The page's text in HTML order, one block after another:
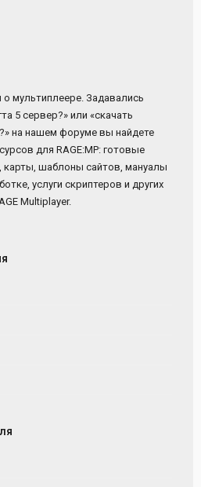
о мультиплеере. Задавались
5 сервер?» или «скачать
на нашем форуме вы найдете
для RAGE:MP: готовые
шаблоны сайтов, мануалы
услуги скриптеров и других
Multiplayer.